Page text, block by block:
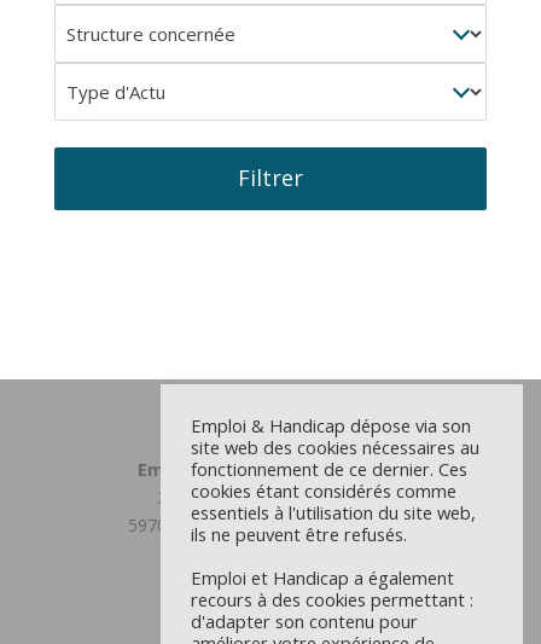
concernée
d'Actu
Filtrer
Emploi et Handicap Grand Lille
23 chemin du Moulin Delmar
59708 MARCQ EN BAROEUL CEDEX
03 59 31 81 00
Antenne Douaisis
22 rue d’Orchies - CS 9711
Emploi & Handicap dépose via son
site web des cookies nécessaires au
fonctionnement de ce dernier. Ces
cookies étant considérés comme
essentiels à l'utilisation du site web,
ils ne peuvent être refusés.
Emploi et Handicap a également
recours à des cookies permettant :
d'adapter son contenu pour